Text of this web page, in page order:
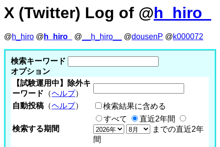
X (Twitter) Log of @h_hiro_
@h_hiro @ h_hiro_ @ __h_hiro__ @dousenP @k000072
検索キーワード
オプション
【試験運用中】除外キ
ーワード （ヘルプ）
自動投稿 （ヘルプ） 検索結果に含める
検索する期間
すべて
直近2年間
までの直近2年
間